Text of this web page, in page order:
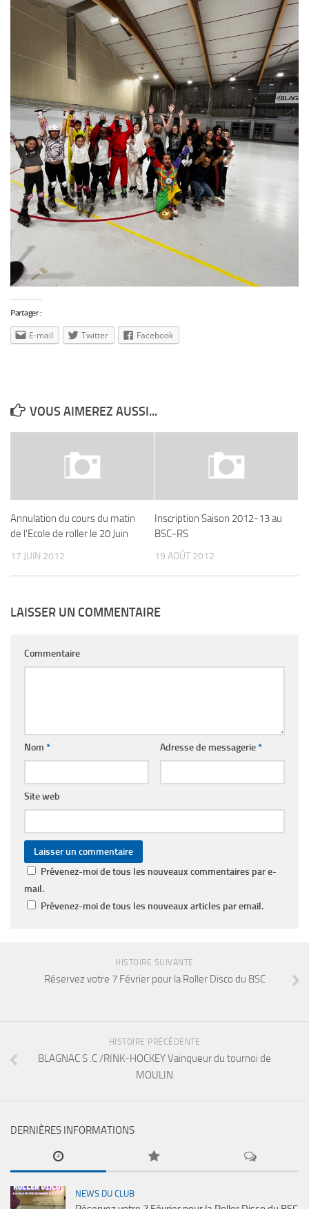
Partager :
E-mail Twitter Facebook
VOUS AIMEREZ AUSSI...
Annulation du cours du matin
de l’Ecole de roller le 20 Juin
17 JUIN 2012
Inscription Saison 2012-13 au
BSC-RS
19 AOÛT 2012
LAISSER UN COMMENTAIRE
Commentaire
Nom * Adresse de messagerie*
Site web
Prévenez-moi de tous les nouveaux commentaires par e-
mail.
Prévenez-moi de tous les nouveaux articles par email.
HISTOIRE SUIVANTE
Réservez votre 7 Février pour la Roller Disco du BSC
HISTOIRE PRÉCÉDENTE
BLAGNAC S .C /RINK-HOCKEY Vainqueur du tournoi de
MOULIN
DERNIÈRES INFORMATIONS
NEWS DU CLUB